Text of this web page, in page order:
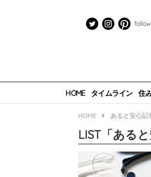
follow
HOME タイムライン 住
HOME あると安心記
LIST 「ある